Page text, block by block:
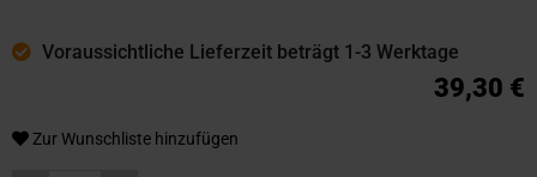
Voraussichtliche Lieferzeit beträgt 1-3 Werktage
39,30 €
Zur Wunschliste hinzufügen